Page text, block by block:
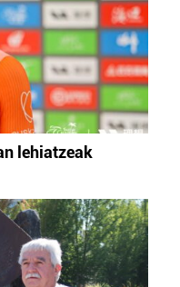
lehiatzeak